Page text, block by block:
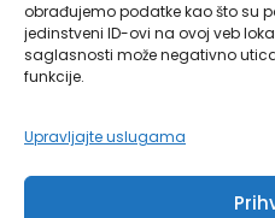
obrađujemo podatke kao što su
jedinstveni ID-ovi na ovoj veb
saglasnosti može negativno
funkcije.
Upravljajte uslugama
Vodič za građane